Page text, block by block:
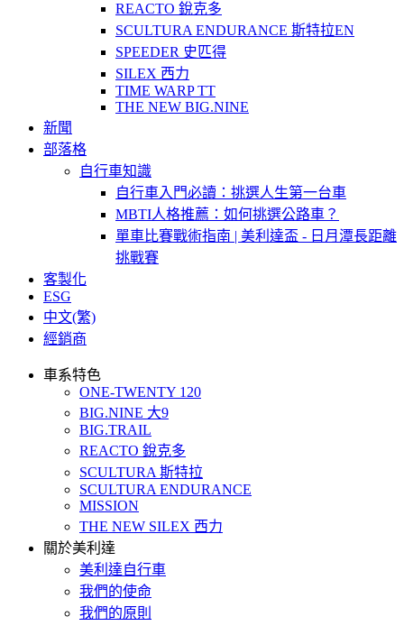
REACTO 銳克多
SCULTURA ENDURANCE 斯特拉EN
SPEEDER 史匹得
SILEX 西力
TIME WARP TT
THE NEW BIG.NINE
新聞
部落格
自行車知識
自行車入門必讀：挑選人生第一台車
MBTI人格推薦：如何挑選公路車？
單車比賽戰術指南 | 美利達盃 - 日月潭長距離
挑戰賽
客製化
ESG
中文(繁)
經銷商
車系特色
ONE-TWENTY 120
BIG.NINE 大9
BIG.TRAIL
REACTO 銳克多
SCULTURA 斯特拉
SCULTURA ENDURANCE
MISSION
THE NEW SILEX 西力
關於美利達
美利達自行車
我們的使命
我們的原則